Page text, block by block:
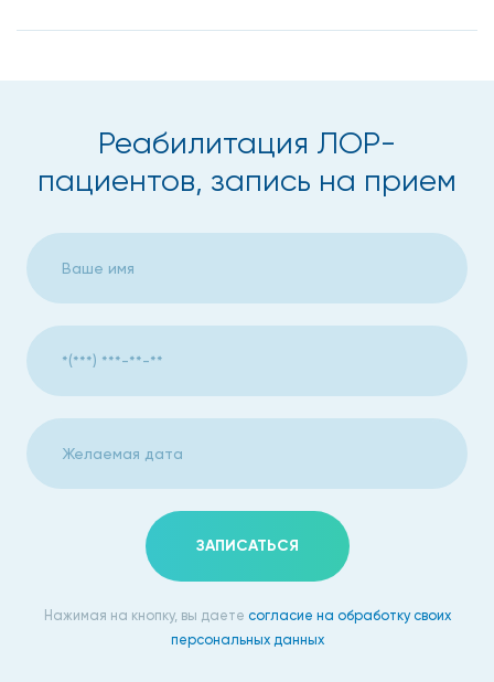
Реабилитация ЛОР-
пациентов, запись на прием
ЗАПИСАТЬСЯ
Нажимая на кнопку, вы даете согласие на обработку своих
персональных данных